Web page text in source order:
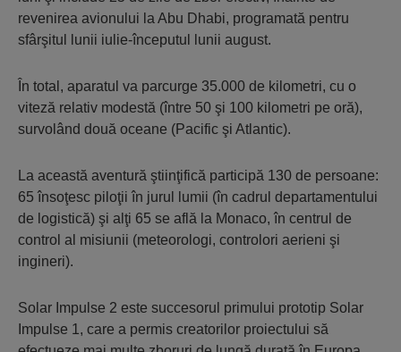
revenirea avionului la Abu Dhabi, programată pentru
sfârşitul lunii iulie-începutul lunii august.
În total, aparatul va parcurge 35.000 de kilometri, cu o
viteză relativ modestă (între 50 şi 100 kilometri pe oră),
survolând două oceane (Pacific şi Atlantic).
La această aventură ştiinţifică participă 130 de persoane:
65 însoţesc piloţii în jurul lumii (în cadrul departamentului
de logistică) şi alţi 65 se află la Monaco, în centrul de
control al misiunii (meteorologi, controlori aerieni şi
ingineri).
Solar Impulse 2 este succesorul primului prototip Solar
Impulse 1, care a permis creatorilor proiectului să